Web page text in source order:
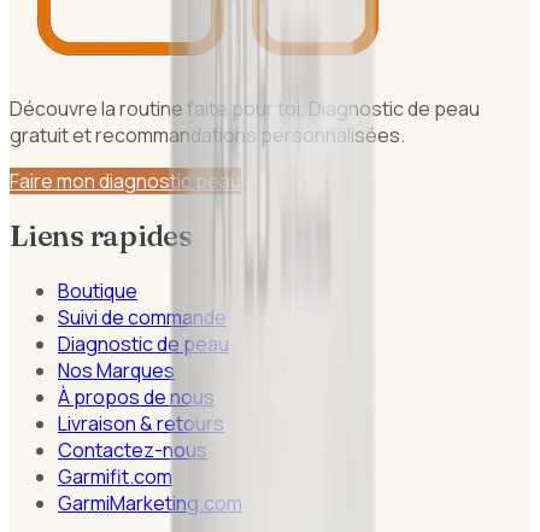
Découvre la routine faite pour toi. Diagnostic de peau
gratuit et recommandations personnalisées.
Faire mon diagnostic peau
Liens rapides
Boutique
Suivi de commande
Diagnostic de peau
Nos Marques
À propos de nous
Livraison & retours
Contactez-nous
Garmifit.com
GarmiMarketing.com